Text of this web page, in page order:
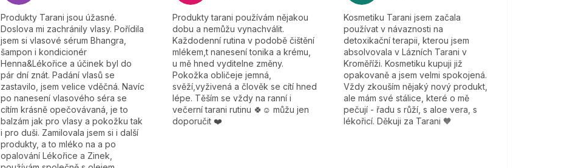
Produkty Tarani jsou úžasné.
Doslova mi zachránily vlasy. Pořídila
jsem si vlasové sérum Bhangra,
šampon i kondicionér
Henna&Lékořice a účinek byl do
pár dní znát. Padání vlasů se
zastavilo, jsem velice vděčná. Navíc
po nanesení vlasového séra se
cítím krásně opečovávaná, je to
balzám jak pro vlasy a pokožku tak
i pro duši. Zamilovala jsem si i další
produkty, a to mléko na a po
opalování Lékořice a Zinek,
Produkty tarani používám nějakou
dobu a nemůžu vynachválit.
Každodenní rutina v podobě čištění
mlékem,t nanesení tonika a krému,
u mě hned vyditelne změny.
Pokožka obličeje jemná,
svěží,vyživená a člověk se cítí hned
lépe. Těším se vždy na ranní i
večerní tarani rutinu 🍀☺️ můžu jen
doporučit ❤️
Kosmetiku Tarani jsem začala
používat v návaznosti na
detoxikační terapii, kterou jsem
absolvovala v Lázních Tarani v
Kroměříži. Kosmetiku kupuji již
opakovaně a jsem velmi spokojená.
Vždy zkouším nějaký nový produkt,
ale mám své stálice, které o mě
pečují - řadu s růží, s aloe vera, s
lékořicí. Děkuji za Tarani 🧡